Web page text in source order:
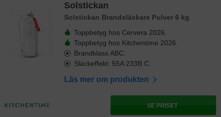
Solstickan
Solstickan Brandsläckare Pulver 6 kg
Toppbetyg hos Cervera 2026.
Toppbetyg hos Kitchentime 2026.
Brandklass ABC.
Släckeffekt: 55A 233B C.
Läs mer om produkten
SE PRISET